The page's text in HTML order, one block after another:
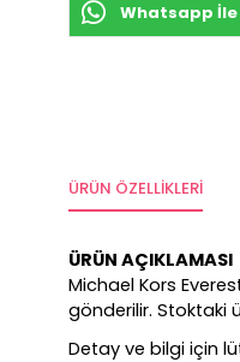
Whatsapp
ÜRÜN ÖZELLIKLERI
ÜRÜN AÇIKLAMASI
Michael Kors
gönderilir. Stoktaki
Detay ve bilgi için